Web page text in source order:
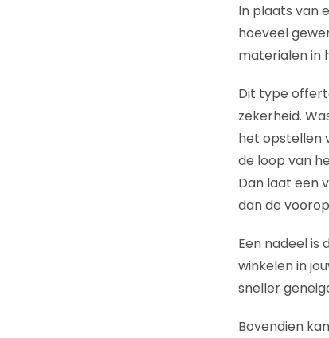
In plaats van
hoeveel
materialen in
Dit type
zekerheid.
het opstellen
de loop van
Dan laat een
dan de
Een nadeel is
winkelen in
sneller
Bovendien